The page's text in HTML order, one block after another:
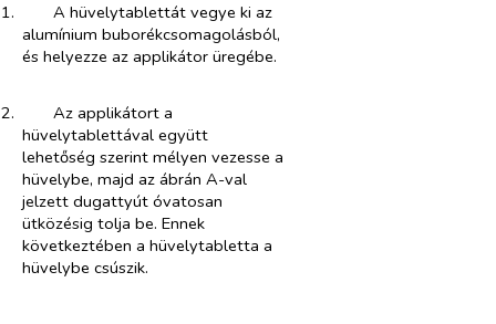
1.​
A hüvelytablettát vegye ki az
alumínium buborékcsomagolásból,
és helyezze az applikátor üregébe.
2.​
Az applikátort a
hüvelytablettával együtt
lehetőség szerint mélyen vezesse a
hüvelybe, majd az ábrán A-val
jelzett dugattyút óvatosan
ütközésig tolja be. Ennek
következtében a hüvelytabletta a
hüvelybe csúszik.